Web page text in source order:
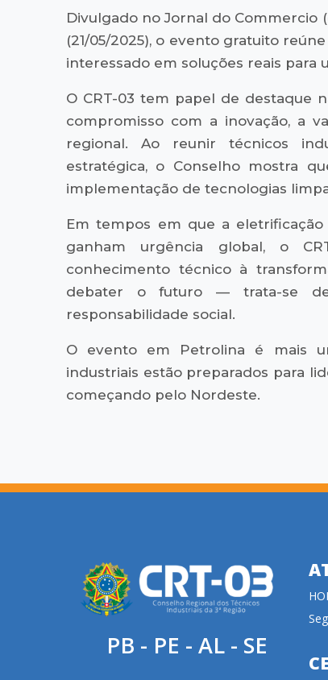
Divulgado no Jornal do Commercio
(21/05/2025), o evento gratuito
interessado em soluções reais para
O CRT-03 tem papel de destaque
compromisso com a inovação, a
regional. Ao reunir técnicos
estratégica, o Conselho mostra
implementação de tecnologias
Em tempos em que a
ganham urgência global, o
conhecimento técnico à
debater o futuro — trata-se
responsabilidade social.
O evento em Petrolina é mais
industriais estão preparados para
começando pelo Nordeste.
PB - PE - AL - SE